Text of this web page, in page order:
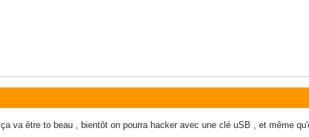
ça va être to beau , bientôt on pourra hacker avec une clé uSB , et même